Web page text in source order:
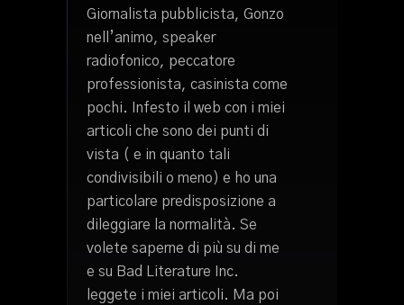
Giornalista pubblicista, Gonzo
nell’animo, speaker
radiofonico, peccatore
professionista, casinista come
pochi. Infesto il web con i miei
articoli che sono dei punti di
vista ( e in quanto tali
condivisibili o meno) e ho una
particolare predisposizione a
dileggiare la normalità. Se
volete saperne di più su di me
e su Bad Literature Inc.
leggete i miei articoli. Ma poi